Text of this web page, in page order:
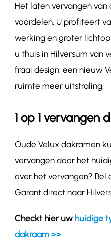
Het laten vervangen
voordelen. U profiteert
werking en groter
u thuis in Hilversum van
fraai design: een nieuw
ruimte meer uitstraling.
1 op 1 vervangen
Oude Velux dakramen
vervangen door het
over het vervangen? Bel
Garant direct naar
Checkt hier uw huidige
dakraam >>